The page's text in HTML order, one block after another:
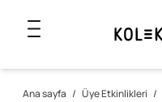
Ana sayfa / Üye Etkinlikleri /